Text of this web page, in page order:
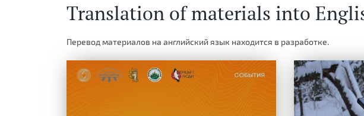
Translation of materials into
Перевод материалов на английский язык находится в разработке.